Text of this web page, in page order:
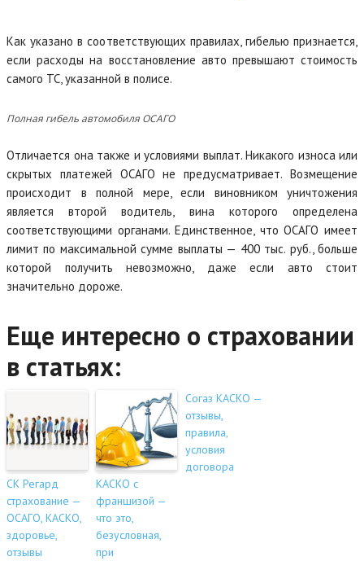
Как указано в соответствующих правилах, гибелью признается,
если расходы на восстановление авто превышают стоимость
самого ТС, указанной в полисе.
Полная гибель автомобиля ОСАГО
Отличается она также и условиями выплат. Никакого износа или
скрытых платежей ОСАГО не предусматривает. Возмещение
происходит в полной мере, если виновником уничтожения
является второй водитель, вина которого определена
соответствующими органами. Единственное, что ОСАГО имеет
лимит по максимальной сумме выплаты — 400 тыс. руб., больше
которой получить невозможно, даже если авто стоит
значительно дороже.
Еще интересно о страховании
в статьях:
СК Регард
страхование —
ОСАГО, КАСКО,
здоровье,
отзывы
КАСКО с
франшизой —
что это,
безусловная,
при
Согаз КАСКО —
отзывы,
правила,
условия
договора